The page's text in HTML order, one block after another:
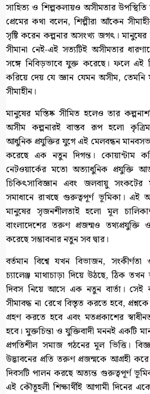
সাহিত্য ও শিল্পকলায়ও অসীমতার
প্রেমের কথা বলেন, শিল্পীরা আঁকেন
সৃষ্টি করেন কল্পনার অসংখ্য জগৎ।
সীমানা নেই-এই সত্যটিই অসীমতার
সঙ্গে নিবিড়ভাবে যুক্ত করেছে। ফলে এই
করিয়ে দেয় যে জ্ঞান যেমন অসীম, তেমনি
সীমাহীন।
মানুষের মস্তিষ্ক সীমিত হলেও তার
অসীম কল্পনারই বাস্তব রূপ হলো
আধুনিক প্রযুক্তির যুগে এই মেলবন্ধন
করেছে এক নতুন দিগন্ত। কোয়ান্টাম
নেটওয়ার্কের মতো অত্যাধুনিক প্রযুক্তি
চিকিৎসাবিজ্ঞান এবং জলবায়ু
সমাধানে রাখছে গুরুত্বপূর্ণ ভূমিকা। এই
মানুষের সৃজনশীলতাই হলো মূল
বাংলাদেশের তরুণ প্রজন্মও তথ্যপ্রযুক্তি
করেছে সম্ভাবনার নতুন সব দ্বার।
বর্তমান বিশ্বে যখন বিভাজন,
চ্যালেঞ্জ মাথাচাড়া দিয়ে উঠছে, ঠিক
দিবস নিয়ে আসে এক নতুন বার্তা। সেই
সীমাবদ্ধ না রেখে বিস্তৃত করতে হবে,
গ্রহণ করতে হবে এবং মতপ্রকাশের
হবে। মুক্তচিন্তা ও যুক্তিবাদী মননই একটি
প্রগতিশীল সমাজ গঠনের মূল ভিত্তি।
উদ্ভাবনের প্রতি তরুণ প্রজন্মকে আগ্রহী
দিবসটি পালন করছে অত্যন্ত গুরুত্বপূর্ণ
এই কৌতূহলী শিক্ষার্থীই আগামী দিনের